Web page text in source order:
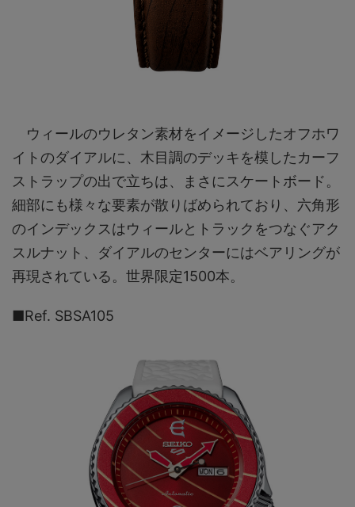
ウィールのウレタン素材をイメージしたオフホワ
イトのダイアルに、木目調のデッキを模したカーフ
ストラップの出で立ちは、まさにスケートボード。
細部にも様々な要素が散りばめられており、六角形
のインデックスはウィールとトラックをつなぐアク
スルナット、ダイアルのセンターにはベアリングが
再現されている。世界限定1500本。
■Ref. SBSA105